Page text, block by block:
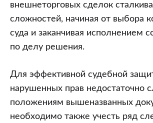
внешнеторговых сделок
сложностей, начиная от выбора
суда и заканчивая исполнением
по делу решения.
Для эффективной судебной
нарушенных прав недостаточно
положениям вышеназванных
необходимо также учесть ряд